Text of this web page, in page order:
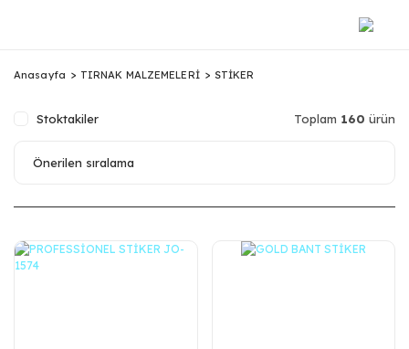
Anasayfa TIRNAK MALZEMELERİ STİKER
Stoktakiler Toplam 160 ürün